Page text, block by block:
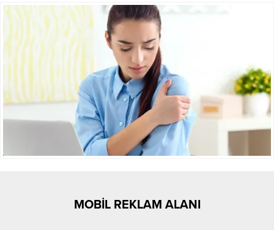
MOBİL REKLAM ALANI